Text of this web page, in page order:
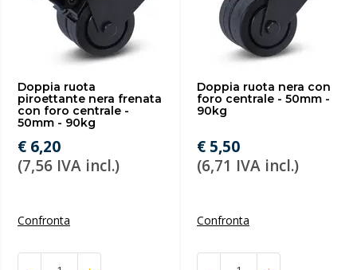
Doppia ruota
piroettante nera frenata
con foro centrale -
50mm - 90kg
€ 6,20
(7,56 IVA incl.)
Confronta
Doppia ruota nera con
foro centrale - 50mm -
90kg
€ 5,50
(6,71 IVA incl.)
Confronta